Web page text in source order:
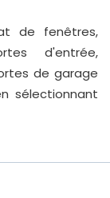
de fenêtres,
d'entrée,
de garage
sélectionnant